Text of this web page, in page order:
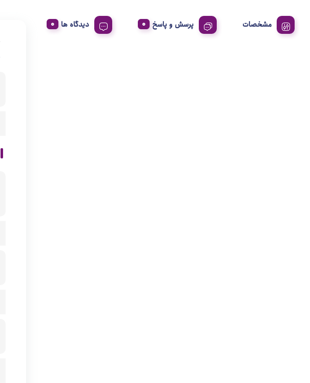
مشخصات پرسش و پاسخ دیدگاه ها